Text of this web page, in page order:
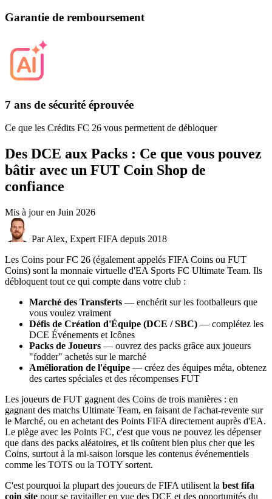
Garantie de remboursement
7 ans de sécurité éprouvée
Ce que les Crédits FC 26 vous permettent de débloquer
Des DCE aux Packs : Ce que vous pouvez
bâtir avec un FUT Coin Shop de
confiance
Mis à jour en Juin 2026
Par Alex, Expert FIFA depuis 2018
Les Coins pour FC 26 (également appelés FIFA Coins ou FUT
Coins) sont la monnaie virtuelle d'EA Sports FC Ultimate Team. Ils
débloquent tout ce qui compte dans votre club :
Marché des Transferts — enchérit sur les footballeurs que
vous voulez vraiment
Défis de Création d'Équipe (DCE / SBC) — complétez les
DCE Événements et Icônes
Packs de Joueurs — ouvrez des packs grâce aux joueurs
"fodder" achetés sur le marché
Amélioration de l'équipe — créez des équipes méta, obtenez
des cartes spéciales et des récompenses FUT
Les joueurs de FUT gagnent des Coins de trois manières : en
gagnant des matchs Ultimate Team, en faisant de l'achat-revente sur
le Marché, ou en achetant des Points FIFA directement auprès d'EA.
Le piège avec les Points FC, c'est que vous ne pouvez les dépenser
que dans des packs aléatoires, et ils coûtent bien plus cher que les
Coins, surtout à la mi-saison lorsque les contenus événementiels
comme les TOTS ou la TOTY sortent.
C'est pourquoi la plupart des joueurs de FIFA utilisent la best fifa
coin site pour se ravitailler en vue des DCE et des opportunités du